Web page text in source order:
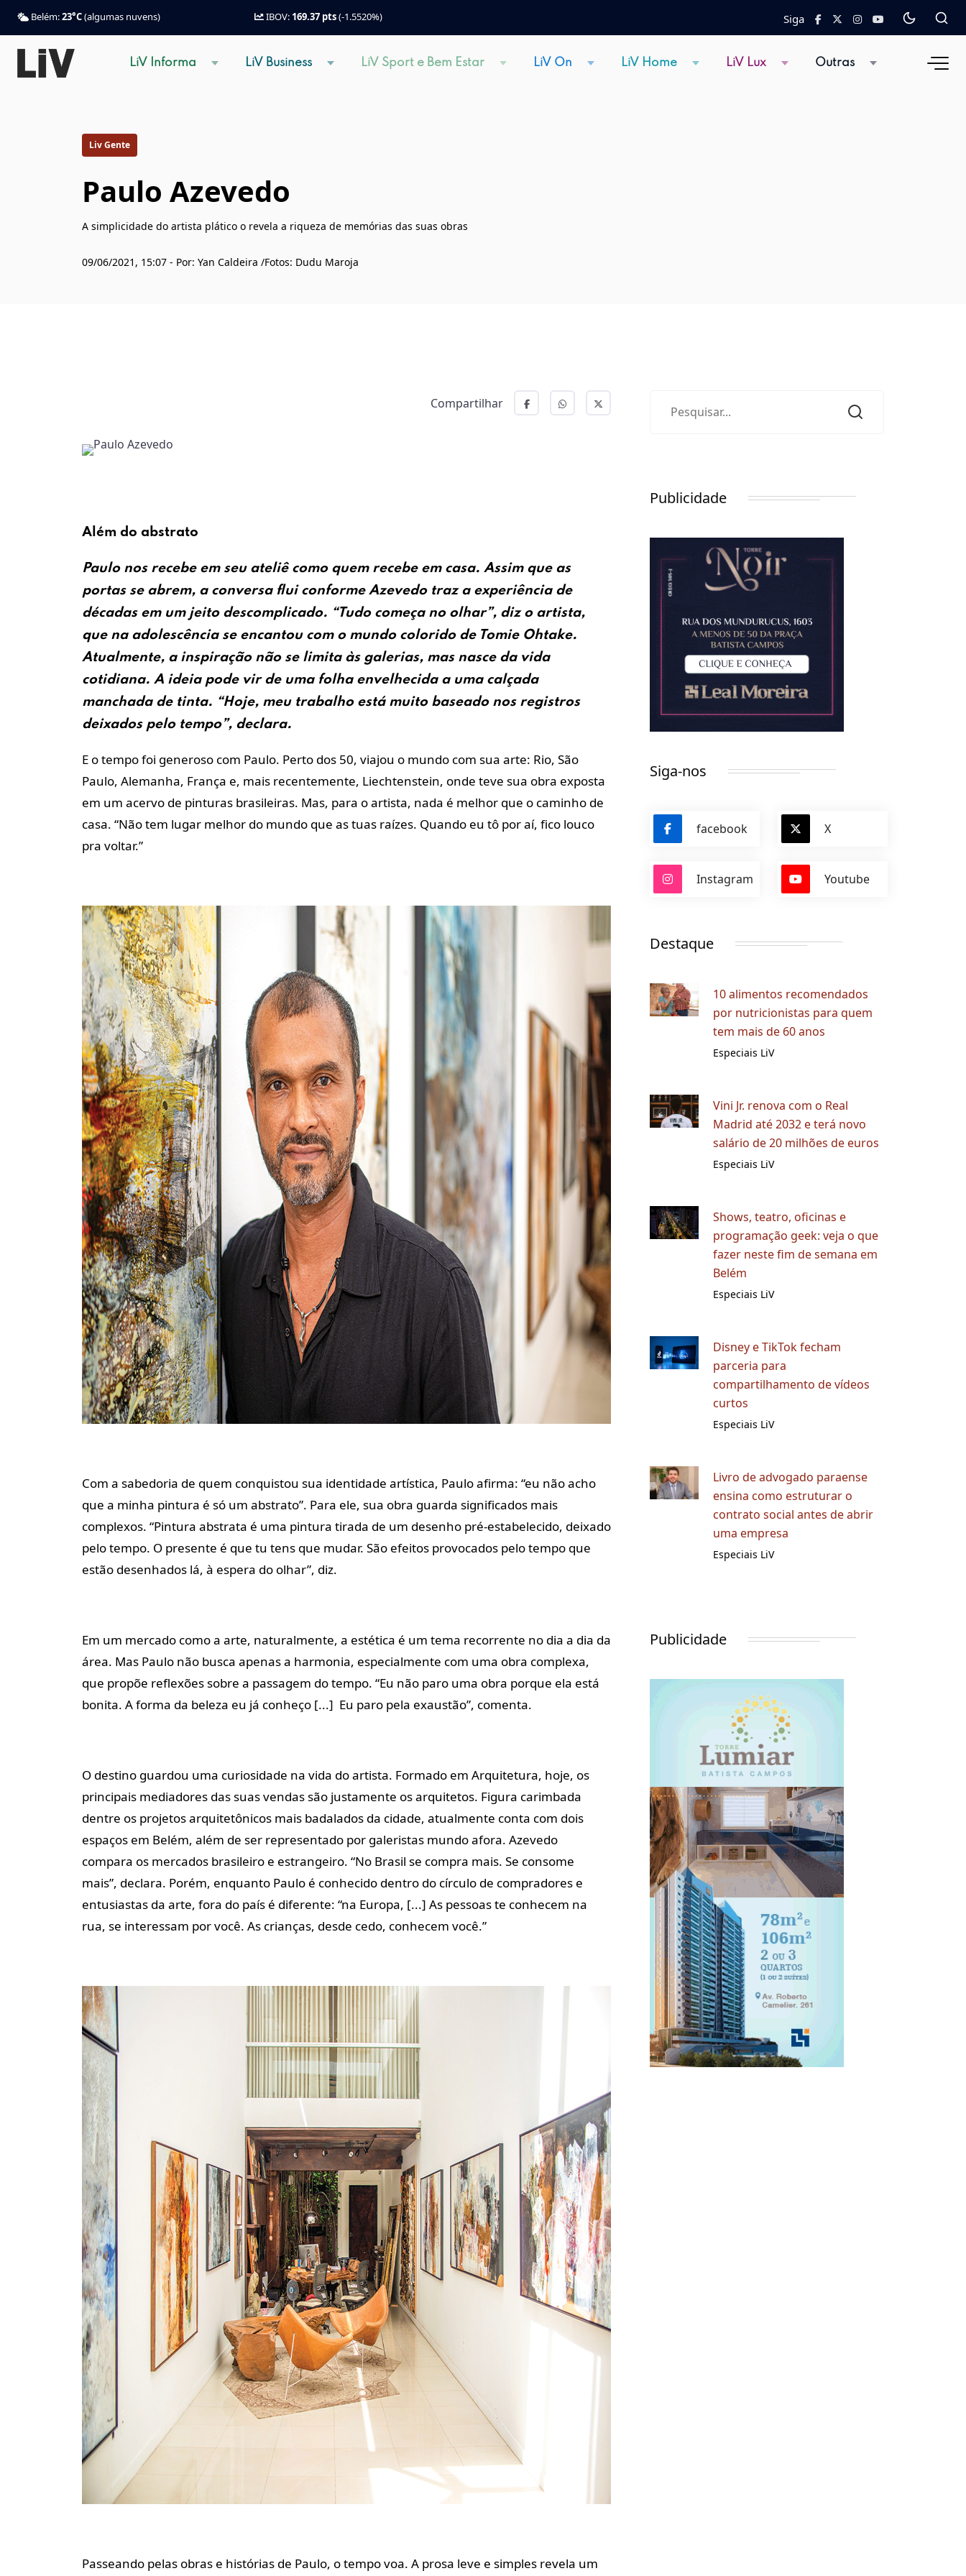
Belém:23°C(algumas nuvens) IBOV: 169.37 pts(-1.5520%) Siga
LiV Informa LiV Business LiV Sport e Bem Estar LiV On LiV Home LiV Lux Outras
Liv Gente
Paulo Azevedo
A simplicidade do artista plático o revela a riqueza de memórias das suas obras
09/06/2021, 15:07 - Por: Yan Caldeira /Fotos: Dudu Maroja
Compartilhar
Além do abstrato
Paulo nos recebe em seu ateliê como quem recebe em casa. Assim que as
portas se abrem, a conversa flui conforme Azevedo traz a experiência de
décadas em um jeito descomplicado. “Tudo começa no olhar”, diz o artista,
que na adolescência se encantou com o mundo colorido de Tomie Ohtake.
Atualmente, a inspiração não se limita às galerias, mas nasce da vida
cotidiana. A ideia pode vir de uma folha envelhecida a uma calçada
manchada de tinta. “Hoje, meu trabalho está muito baseado nos registros
deixados pelo tempo”, declara.
E o tempo foi generoso com Paulo. Perto dos 50, viajou o mundo com sua arte: Rio, São
Paulo, Alemanha, França e, mais recentemente, Liechtenstein, onde teve sua obra exposta
em um acervo de pinturas brasileiras. Mas, para o artista, nada é melhor que o caminho de
casa. “Não tem lugar melhor do mundo que as tuas raízes. Quando eu tô por aí, fico louco
pra voltar.”
Com a sabedoria de quem conquistou sua identidade artística, Paulo afirma: “eu não acho
que a minha pintura é só um abstrato”. Para ele, sua obra guarda significados mais
complexos. “Pintura abstrata é uma pintura tirada de um desenho pré-estabelecido, deixado
pelo tempo. O presente é que tu tens que mudar. São efeitos provocados pelo tempo que
estão desenhados lá, à espera do olhar”, diz.
Em um mercado como a arte, naturalmente, a estética é um tema recorrente no dia a dia da
área. Mas Paulo não busca apenas a harmonia, especialmente com uma obra complexa,
que propõe reflexões sobre a passagem do tempo. “Eu não paro uma obra porque ela está
bonita. A forma da beleza eu já conheço [...] Eu paro pela exaustão”, comenta.
O destino guardou uma curiosidade na vida do artista. Formado em Arquitetura, hoje, os
principais mediadores das suas vendas são justamente os arquitetos. Figura carimbada
dentre os projetos arquitetônicos mais badalados da cidade, atualmente conta com dois
espaços em Belém, além de ser representado por galeristas mundo afora. Azevedo
compara os mercados brasileiro e estrangeiro. “No Brasil se compra mais. Se consome
mais”, declara. Porém, enquanto Paulo é conhecido dentro do círculo de compradores e
entusiastas da arte, fora do país é diferente: “na Europa, [...] As pessoas te conhecem na
rua, se interessam por você. As crianças, desde cedo, conhecem você.”
Passeando pelas obras e histórias de Paulo, o tempo voa. A prosa leve e simples revela um
Publicidade
Siga-nos
facebook X
Instagram Youtube
Destaque
10 alimentos recomendados
por nutricionistas para quem
tem mais de 60 anos
Especiais LiV
Vini Jr. renova com o Real
Madrid até 2032 e terá novo
salário de 20 milhões de euros
Especiais LiV
Shows, teatro, oficinas e
programação geek: veja o que
fazer neste fim de semana em
Belém
Especiais LiV
Disney e TikTok fecham
parceria para
compartilhamento de vídeos
curtos
Especiais LiV
Livro de advogado paraense
ensina como estruturar o
contrato social antes de abrir
uma empresa
Especiais LiV
Publicidade